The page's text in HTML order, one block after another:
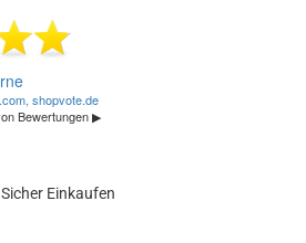
Sicher Einkaufen